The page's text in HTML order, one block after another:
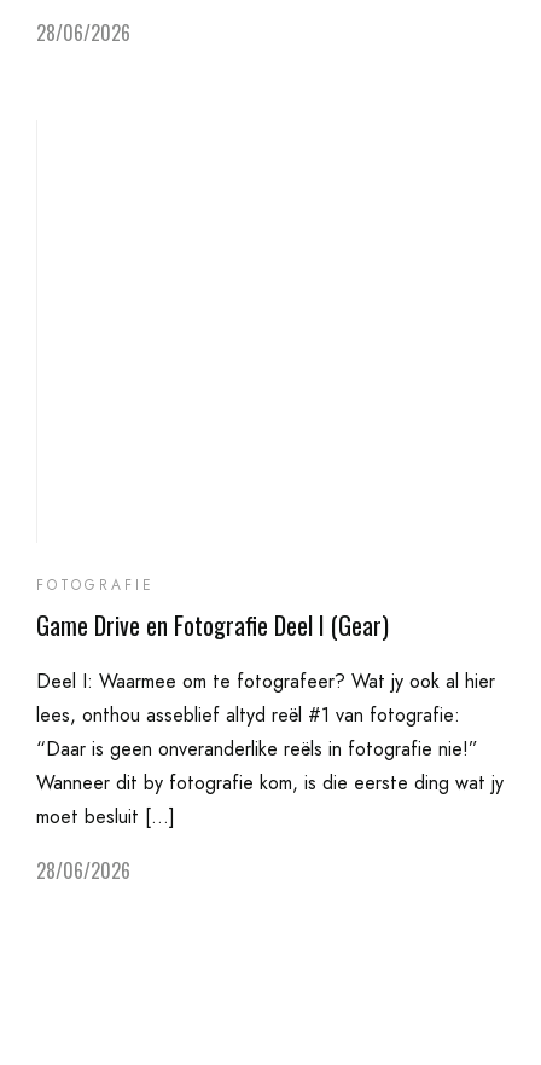
28/06/2026
FOTOGRAFIE
Game Drive en Fotografie Deel I (Gear)
Deel I: Waarmee om te fotografeer? Wat jy ook al hier
lees, onthou asseblief altyd reël #1 van fotografie:
“Daar is geen onveranderlike reëls in fotografie nie!”
Wanneer dit by fotografie kom, is die eerste ding wat jy
moet besluit […]
28/06/2026